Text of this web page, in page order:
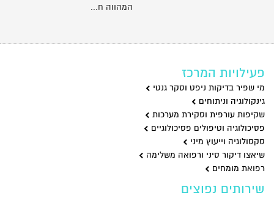
המהווה ח...
פעילויות המרכז
מי שפיר בדיקות ניפט וסקר גנטי
גינקולוגיה וניתוחים
שקיפות עורפית וסקירת מערכות
פסיכולוגיה וטיפולים פסיכולוגיים
סקסולוגיה וייעוץ מיני
שיאצו דיקור סיני ורפואה משלימה
רפואת מומחים
שירותים נפוצים